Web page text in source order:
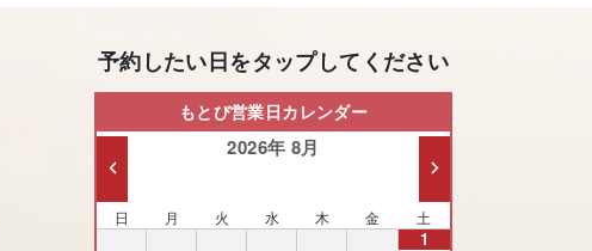
予約したい日をタップしてください
もとび営業日カレンダー
2026年 8月
日 月 火 水 木 金 土
1